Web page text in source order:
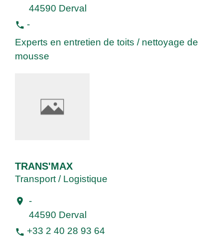
44590 Derval
phone -
Experts en entretien de toits / nettoyage de
mousse
TRANS'MAX
Transport / Logistique
location_on -
44590 Derval
phone +33 2 40 28 93 64